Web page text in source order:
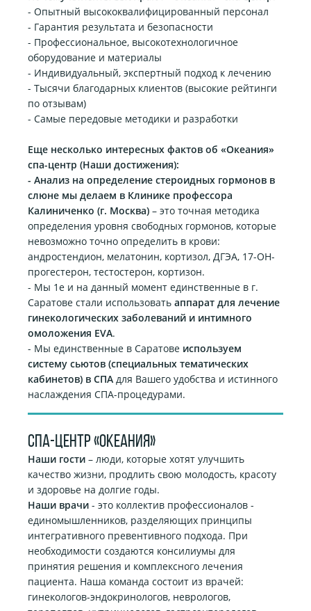
- Опытный высококвалифицированный персонал
- Гарантия результата и безопасности
- Профессиональное, высокотехнологичное
оборудование и материалы
- Индивидуальный, экспертный подход к лечению
- Тысячи благодарных клиентов (высокие рейтинги
по отзывам)
- Самые передовые методики и разработки
Еще несколько интересных фактов об «Океания»
спа-центр (Наши достижения):
- Анализ на определение стероидных гормонов в
слюне мы делаем в Клинике профессора
Калиниченко (г. Москва) – это точная методика
определения уровня свободных гормонов, которые
невозможно точно определить в крови:
андростендион, мелатонин, кортизол, ДГЭА, 17-ОН-
прогестерон, тестостерон, кортизон.
- Мы 1е и на данный момент единственные в г.
Саратове стали использовать аппарат для лечение
гинекологических заболеваний и интимного
омоложения EVA.
- Мы единственные в Саратове используем
систему сьютов (специальных тематических
кабинетов) в СПА для Вашего удобства и истинного
наслаждения СПА-процедурами.
СПА-ЦЕНТР «ОКЕАНИЯ»
Наши гости – люди, которые хотят улучшить
качество жизни, продлить свою молодость, красоту
и здоровье на долгие годы.
Наши врачи - это коллектив профессионалов -
единомышленников, разделяющих принципы
интегративного превентивного подхода. При
необходимости создаются консилиумы для
принятия решения и комплексного лечения
пациента. Наша команда состоит из врачей:
гинекологов-эндокринологов, неврологов,